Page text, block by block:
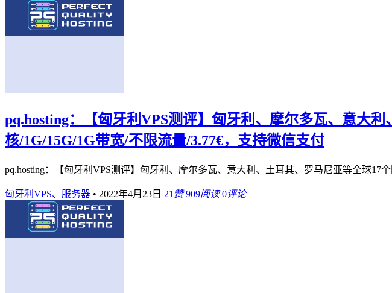
pq.hosting：【匈牙利VPS测评】匈牙利、摩尔多瓦、意大
核/1G/15G/1G带宽/不限流量/3.77€，支持微信支付
pq.hosting：【匈牙利VPS测评】匈牙利、摩尔多瓦、意大利、土耳其、罗马尼亚等全球17
匈牙利VPS、服务器 • 2022年4月23日 21 赞 909阅读 0评论